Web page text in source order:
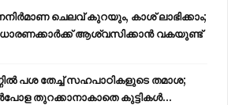
ചെലവ് കുറയും, കാശ് ലാഭിക്കാം;
ആശ്വസിക്കാൻ വകയുണ്ട്
പശ തേച്ച് സഹപാഠികളുടെ തമാശ;
തുറക്കാനാകാതെ കുട്ടികൾ...